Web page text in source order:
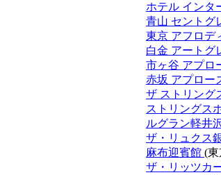
ホテル インタ
青山 セントグ
東京 アフロデ
白金 アートグ
市ヶ谷 アプロ
赤坂 アプロー
ザ ストリング
ストリングス
ルグラン軽井
ザ・リュクス
麻布迎賓館 (
ザ・リッツカ